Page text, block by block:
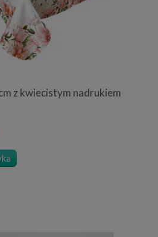
z kwiecistym nadrukiem